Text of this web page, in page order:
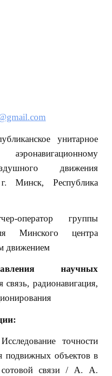
унитарное
движения
г. Минск, Республика
оператор группы
Минского центра
движением
научных
связь, радионавигация,
Исследование точности
подвижных объектов в
сотовой связи / А. А.